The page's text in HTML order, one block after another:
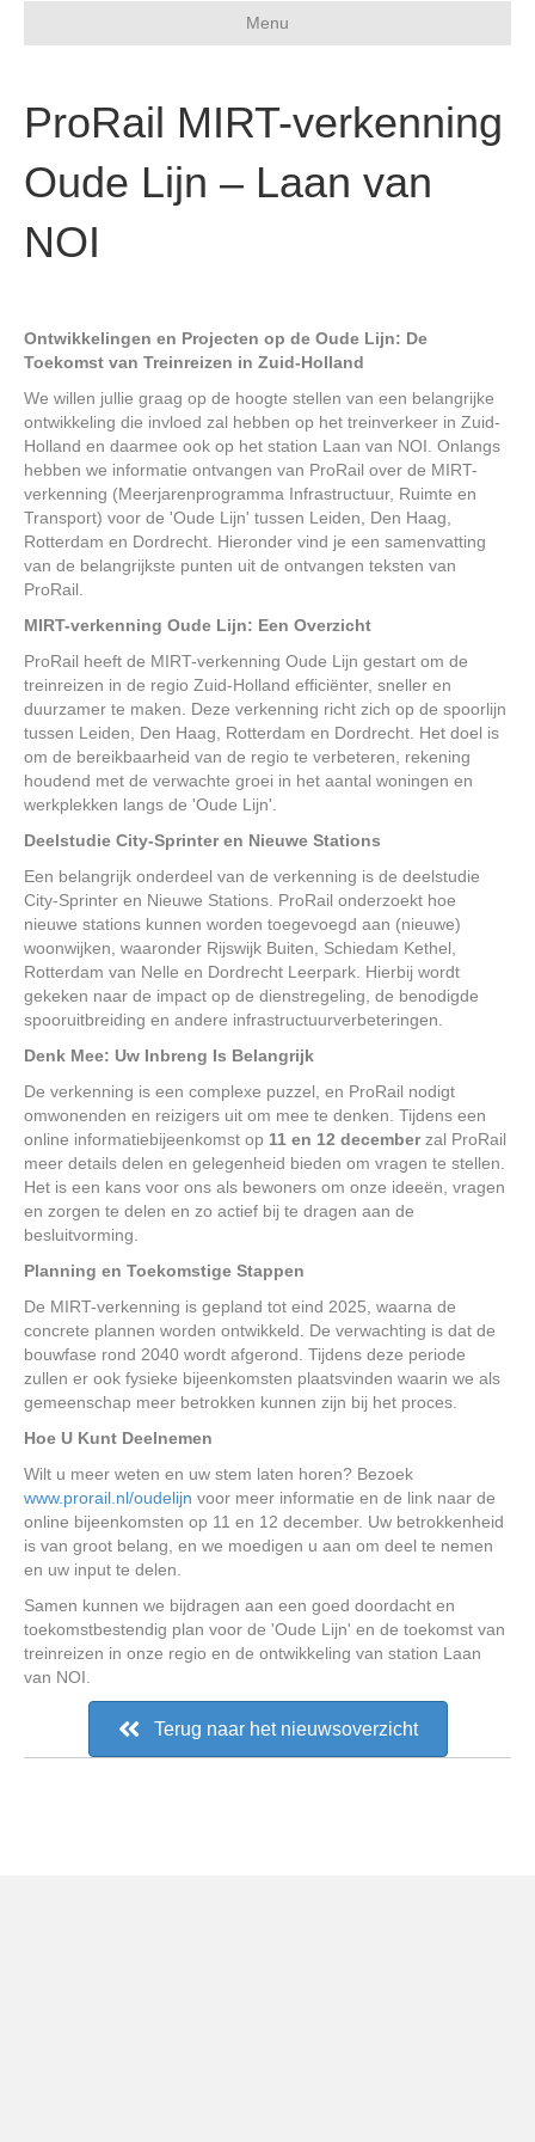
Menu
ProRail MIRT-verkenning
Oude Lijn – Laan van
NOI
Ontwikkelingen en Projecten op de Oude Lijn: De
Toekomst van Treinreizen in Zuid-Holland
We willen jullie graag op de hoogte stellen van een belangrijke
ontwikkeling die invloed zal hebben op het treinverkeer in Zuid-
Holland en daarmee ook op het station Laan van NOI. Onlangs
hebben we informatie ontvangen van ProRail over de MIRT-
verkenning (Meerjarenprogramma Infrastructuur, Ruimte en
Transport) voor de 'Oude Lijn' tussen Leiden, Den Haag,
Rotterdam en Dordrecht. Hieronder vind je een samenvatting
van de belangrijkste punten uit de ontvangen teksten van
ProRail.
MIRT-verkenning Oude Lijn: Een Overzicht
ProRail heeft de MIRT-verkenning Oude Lijn gestart om de
treinreizen in de regio Zuid-Holland efficiënter, sneller en
duurzamer te maken. Deze verkenning richt zich op de spoorlijn
tussen Leiden, Den Haag, Rotterdam en Dordrecht. Het doel is
om de bereikbaarheid van de regio te verbeteren, rekening
houdend met de verwachte groei in het aantal woningen en
werkplekken langs de 'Oude Lijn'.
Deelstudie City-Sprinter en Nieuwe Stations
Een belangrijk onderdeel van de verkenning is de deelstudie
City-Sprinter en Nieuwe Stations. ProRail onderzoekt hoe
nieuwe stations kunnen worden toegevoegd aan (nieuwe)
woonwijken, waaronder Rijswijk Buiten, Schiedam Kethel,
Rotterdam van Nelle en Dordrecht Leerpark. Hierbij wordt
gekeken naar de impact op de dienstregeling, de benodigde
spooruitbreiding en andere infrastructuurverbeteringen.
Denk Mee: Uw Inbreng Is Belangrijk
De verkenning is een complexe puzzel, en ProRail nodigt
omwonenden en reizigers uit om mee te denken. Tijdens een
online informatiebijeenkomst op 11 en 12 decemberzal ProRail
meer details delen en gelegenheid bieden om vragen te stellen.
Het is een kans voor ons als bewoners om onze ideeën, vragen
en zorgen te delen en zo actief bij te dragen aan de
besluitvorming.
Planning en Toekomstige Stappen
De MIRT-verkenning is gepland tot eind 2025, waarna de
concrete plannen worden ontwikkeld. De verwachting is dat de
bouwfase rond 2040 wordt afgerond. Tijdens deze periode
zullen er ook fysieke bijeenkomsten plaatsvinden waarin we als
gemeenschap meer betrokken kunnen zijn bij het proces.
Hoe U Kunt Deelnemen
Wilt u meer weten en uw stem laten horen? Bezoek
www.prorail.nl/oudelijn voor meer informatie en de link naar de
online bijeenkomsten op 11 en 12 december. Uw betrokkenheid
is van groot belang, en we moedigen u aan om deel te nemen
en uw input te delen.
Samen kunnen we bijdragen aan een goed doordacht en
toekomstbestendig plan voor de 'Oude Lijn' en de toekomst van
treinreizen in onze regio en de ontwikkeling van station Laan
van NOI.
Terug naar het nieuwsoverzicht